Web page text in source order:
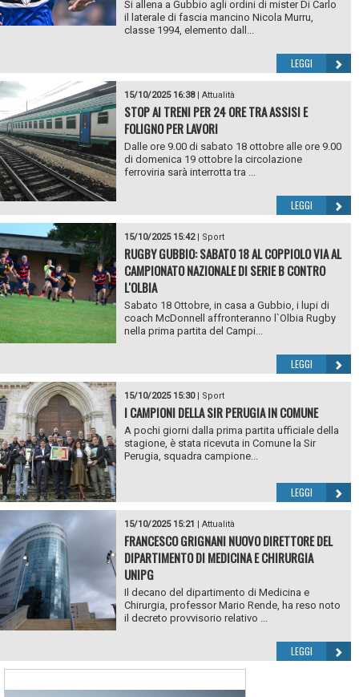
Si allena a Gubbio agli ordini di mister Di Carlo
il laterale di fascia mancino Nicola Murru,
classe 1994, elemento dall...
LEGGI
15/10/2025 16:38| Attualità
STOP AI TRENI PER 24 ORE TRA ASSISI E
FOLIGNO PER LAVORI
Dalle ore 9.00 di sabato 18 ottobre alle ore 9.00
di domenica 19 ottobre la circolazione
ferroviria sarà interrotta tra ...
LEGGI
15/10/2025 15:42| Sport
RUGBY GUBBIO: SABATO 18 AL COPPIOLO VIA AL
CAMPIONATO NAZIONALE DI SERIE B CONTRO
L'OLBIA
Sabato 18 Ottobre, in casa a Gubbio, i lupi di
coach McDonnell affronteranno l`Olbia Rugby
nella prima partita del Campi...
LEGGI
15/10/2025 15:30| Sport
I CAMPIONI DELLA SIR PERUGIA IN COMUNE
A pochi giorni dalla prima partita ufficiale della
stagione, è stata ricevuta in Comune la Sir
Perugia, squadra campione...
LEGGI
15/10/2025 15:21 | Attualità
FRANCESCO GRIGNANI NUOVO DIRETTORE DEL
DIPARTIMENTO DI MEDICINA E CHIRURGIA
UNIPG
Il decano del dipartimento di Medicina e
Chirurgia, professor Mario Rende, ha reso noto
il decreto provvisorio relativo ...
LEGGI